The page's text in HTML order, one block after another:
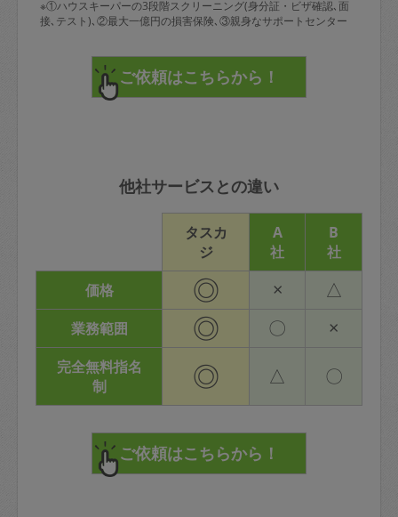
※①ハウスキーパーの3段階スクリーニング(身分証・ビザ確認､面
接､テスト)､②最大一億円の損害保険､③親身なサポートセンター
他社サービスとの違い
タスカ
ジ
A
社
B
社
価格
◎ × △
業務範囲 ◎ 〇 ×
完全無料指名
制
◎ △ 〇